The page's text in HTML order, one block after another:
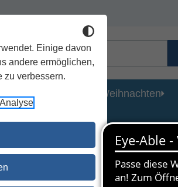
Einige davon
andere ermöglichen,
zu verbessern.
/ Lebensweg Weihnachten